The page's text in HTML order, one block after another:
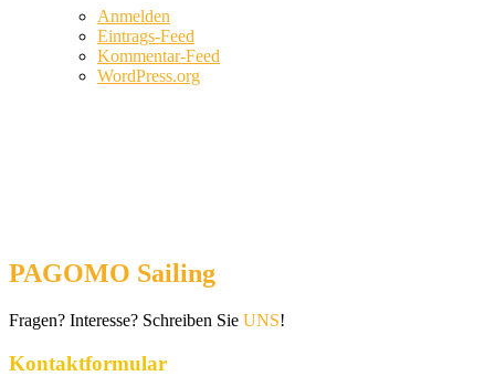
Anmelden
Eintrags-Feed
Kommentar-Feed
WordPress.org
PAGOMO Sailing
Fragen? Interesse? Schreiben Sie UNS!
Kontaktformular